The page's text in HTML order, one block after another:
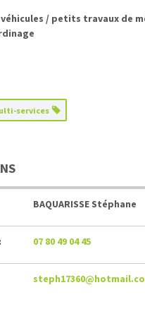
/ petits travaux de
services
BAQUARISSE Stéphane
07 80 49 04 45